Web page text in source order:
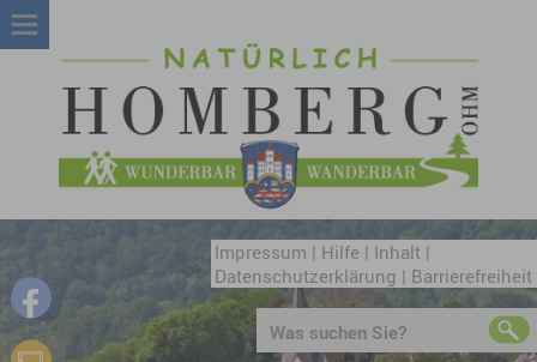
Impressum | Hilfe | Inhalt|
Datenschutzerklärung | Barrierefreiheit
Was suchen Sie?